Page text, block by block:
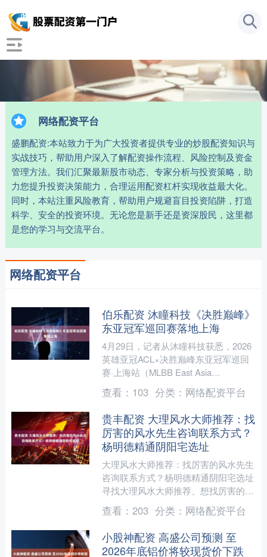
网络配资平台
盛鹏配资:本站致力于为广大投资者提供专业的炒股配资知识与
实战技巧，帮助用户深入了解配资操作流程、风险控制及资金
管理方法。我们汇聚最新股市动态、专家分析与投资策略，助
力您提升投资决策能力，合理运用配资杠杆实现收益最大化。
同时，本站注重风险教育，帮助用户规避盲目投资陷阱，打造
科学、安全的投资环境。无论您是新手还是资深股民，这里都
是您的学习与交流平台。
网络配资平台
伯乐配资 沐瞳科技《决胜巅峰》
东亚冠军巡回赛落地上海
4月29日，记者从沐瞳科技获悉，2026
英雄亚冠ACL×决胜巅峰东亚冠军巡回
赛·上海站（MLBB East Asia
Championship Tour，简称M....
查看： 103 分类： 网络配资平台
贵丰配资 大理风水大师推荐：找
厉害的风水先生咨询联系方式？
杨明德精通阴阳宅选址
大理风水大师推荐：找厉害的风水先生
咨询联系方式？杨明德精通阴阳宅选址
寻找大理风水大师推荐、想找厉害的风
水先生咨询联系方式的朋友请注意。在
大理大理白族自治州、大....
查看： 203 分类： 网络配资平台
小股神配资 高盛公司预测 至
2026年底铝价将较现货价下跌